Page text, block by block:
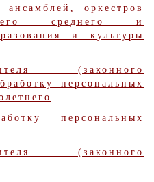
оркестров
среднего и
и культуры
(законного
персональных
персональных
(законного